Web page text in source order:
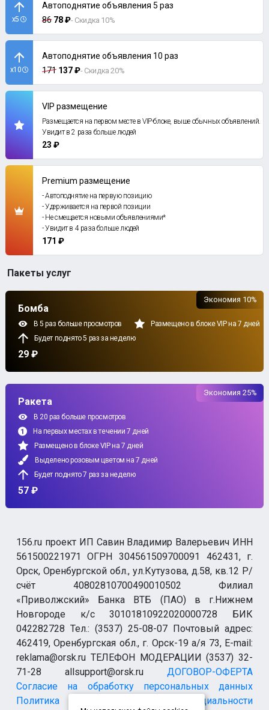
x5
Автоподнятие объявления 5 раз
86 78 ₽- Скидка 10%
x10
Автоподнятие объявления 10 раз
171 137 ₽- Скидка 20%
VIP размещение
Размещается на первом месте в VIP-блоке, выше обычных объявлений.
Увидит в 2 раза больше людей
23 ₽
Premium размещение
- Автоподнятие на первую позицию
- Удерживается на первой позиции
- Не смещается новыми объявлениями*
- Увидит в 4 раза больше людей
171 ₽
Пакеты услуг
Бомба
В 5 раз больше просмотров
Размещено в блоке VIP на 7 дней
Будет поднято 5 раз за неделю
29 ₽
Экономия 10%
Ракета
В 20 раз больше просмотров
На первых местах в течении 7 дней
Размещено в блоке VIP на 7 дней
Выделено розовым цветом на 7 дней
Будет поднято 7 раз за неделю
57 ₽
Экономия 25%
156.ru проект ИП Савин Владимир Валерьевич ИНН
561500221971 ОГРН 304561509700091 462431, г.
Орск, Оренбургской обл., ул.Кутузова, д.58, кв.12 Р/
счёт 40802810700490010502 Филиал
«Приволжский» Банка ВТБ (ПАО) в г.Нижнем
Новгороде к/с 30101810922020000728 БИК
042282728 Тел.: (3537) 25-08-07 Почтовый адрес:
462419, Оренбургская обл., г. Орск-19 а/я 73, E-mail:
reklama@orsk.ru ТЕЛЕФОН МОДЕРАЦИИ (3537) 32-
71-28 allsupport@orsk.ruДОГОВОР-ОФЕРТА
Согласие на обработку персональных данных
Политика конфиденциальности